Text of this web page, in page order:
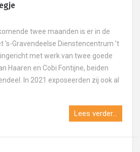
twee maanden is er in de
's-Gravendeelse Dienstencentrum 't
met werk van twee goede
Haaren en Cobi Fontijne, beiden
In 2021 exposeerden zij ook al
Lees verder...